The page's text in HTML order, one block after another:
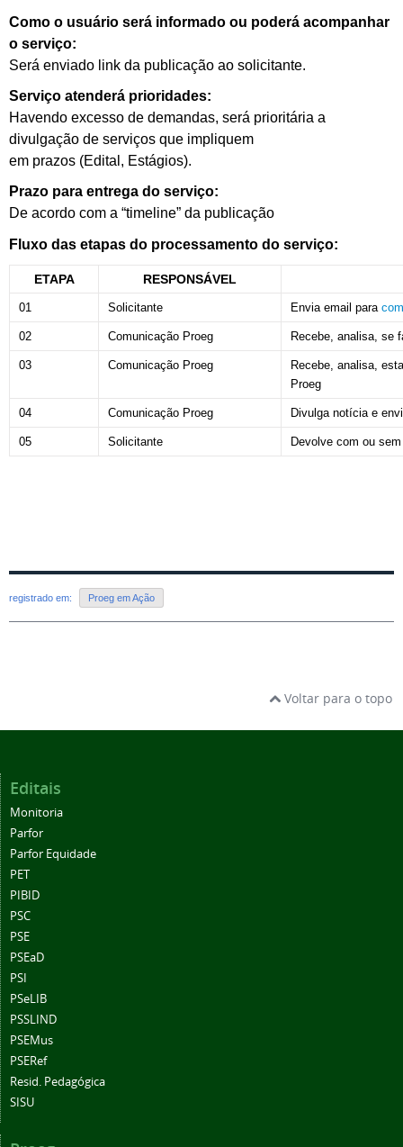
Como o usuário será informado ou poderá acompanhar
o serviço:
Será enviado link da publicação ao solicitante.
Serviço atenderá prioridades:
Havendo excesso de demandas, será prioritária a
divulgação de serviços que impliquem
em prazos (Edital, Estágios).
Prazo para entrega do serviço:
De acordo com a “timeline” da publicação
Fluxo das etapas do processamento do serviço:
ETAPA RESPONSÁVEL
01 Solicitante Envia email para
02 Comunicação Proeg Recebe, analisa, se
03 Comunicação Proeg
Recebe, analisa,
Proeg
04 Comunicação Proeg Divulga notícia e
05 Solicitante Devolve com ou
registrado em: Proeg em Ação
Voltar para o topo
Editais
Monitoria
Parfor
Parfor Equidade
PET
PIBID
PSC
PSE
PSEaD
PSI
PSeLIB
PSSLIND
PSEMus
PSERef
Resid. Pedagógica
SISU